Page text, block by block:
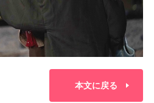
本文に戻る